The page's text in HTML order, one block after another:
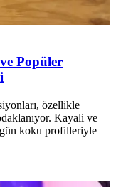
Popüler
özellikle
Kayali ve
koku profilleriyle